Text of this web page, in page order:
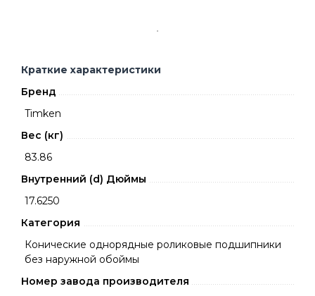
Краткие характеристики
Бренд
Timken
Вес (кг)
83.86
Внутренний (d) Дюймы
17.6250
Категория
Конические однорядные роликовые подшипники
без наружной обоймы
Номер завода производителя